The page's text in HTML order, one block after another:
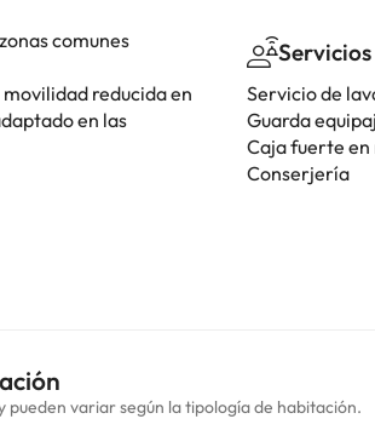
comunes
reducida en
en las
Servicio de
Guarda
Caja fuerte en
Conserjería
pueden variar según la tipología de habitación.